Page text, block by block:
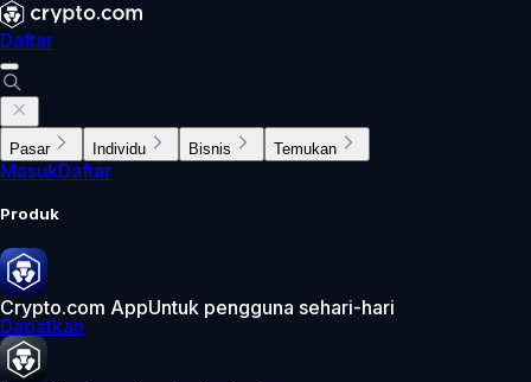
Daftar
Pasar Individu Bisnis Temukan
MasukDaftar
Produk
Crypto.com AppUntuk pengguna sehari-hari
Dapatkan